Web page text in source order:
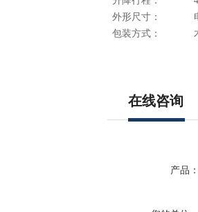
外形尺寸：
包装方式：
在线咨询
产品：